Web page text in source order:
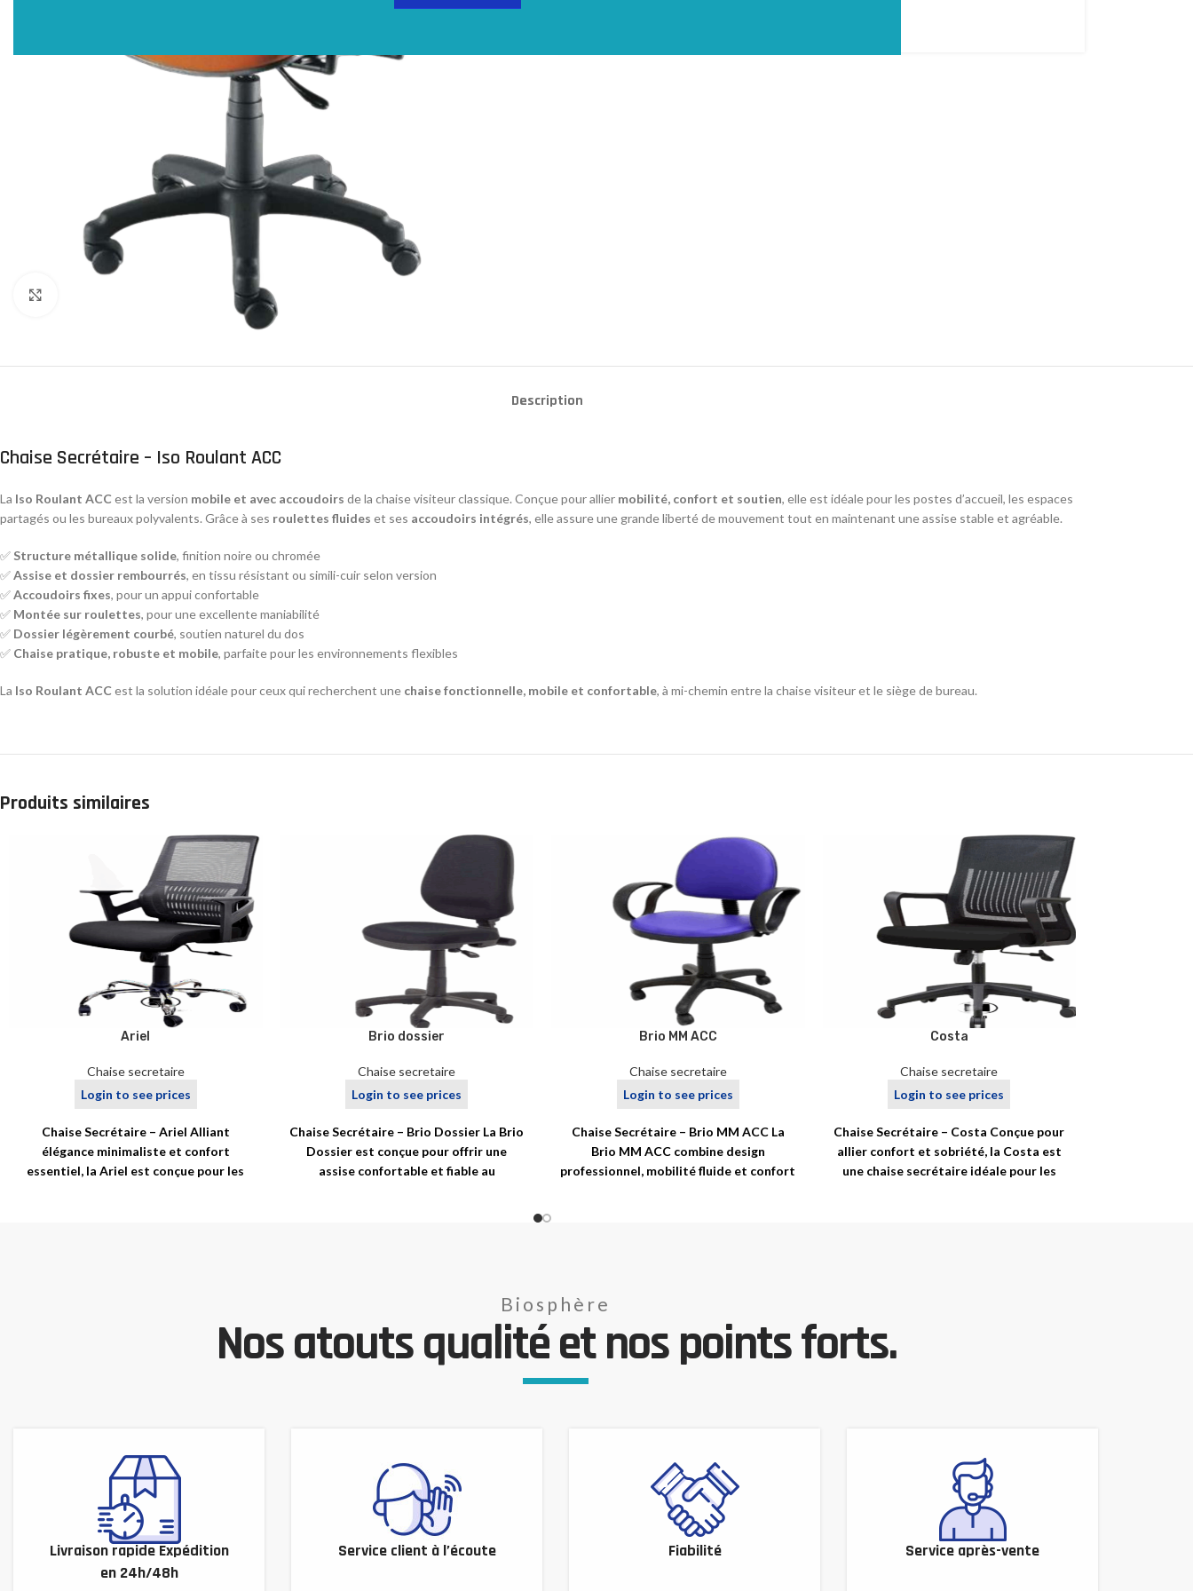
Description
Chaise Secrétaire – Iso Roulant ACC
La Iso Roulant ACC est la version mobile et avec accoudoirs de la chaise visiteur classique. Conçue pour allier mobilité, confort et soutien, elle est idéale pour les postes d’accueil, les espaces
partagés ou les bureaux polyvalents. Grâce à ses roulettes fluides et ses accoudoirs intégrés, elle assure une grande liberté de mouvement tout en maintenant une assise stable et agréable.
✅ Structure métallique solide, finition noire ou chromée
✅Assise et dossier rembourrés, en tissu résistant ou simili-cuir selon version
✅Accoudoirs fixes, pour un appui confortable
✅ Montée sur roulettes, pour une excellente maniabilité
✅ Dossier légèrement courbé, soutien naturel du dos
✅ Chaise pratique, robuste et mobile, parfaite pour les environnements flexibles
La Iso Roulant ACC est la solution idéale pour ceux qui recherchent une chaise fonctionnelle, mobile et confortable, à mi-chemin entre la chaise visiteur et le siège de bureau.
Produits similaires
Ariel
Chaise secretaire
Login to see prices
Chaise Secrétaire – Ariel Alliant
élégance minimaliste et confort
essentiel, la Ariel est conçue pour les
Brio dossier
Chaise secretaire
Login to see prices
Chaise Secrétaire – Brio Dossier La Brio
Dossier est conçue pour offrir une
assise confortable et fiable au
Brio MM ACC
Chaise secretaire
Login to see prices
Chaise Secrétaire – Brio MM ACC La
Brio MM ACC combine design
professionnel, mobilité fluide et confort
Costa
Chaise secretaire
Login to see prices
Chaise Secrétaire – Costa Conçue pour
allier confort et sobriété, la Costa est
une chaise secrétaire idéale pour les
Biosphère
Nos atouts qualité et nos points forts.
Livraison rapide Expédition
en 24h/48h
Service client à l’écoute Fiabilité Service après-vente